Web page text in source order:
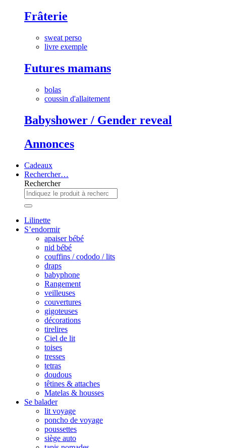
Frâterie
sweat perso
livre exemple
Futures mamans
bolas
coussin d'allaitement
Babyshower / Gender reveal
Annonces
Cadeaux
Rechercher…
Rechercher
Lilinette
S’endormir
apaiser bébé
nid bébé
couffins / cododo / lits
draps
babyphone
Rangement
veilleuses
couvertures
gigoteuses
décorations
tirelires
Ciel de lit
toises
tresses
tetras
doudous
têtines & attaches
Matelas & housses
Se balader
lit voyage
poncho de voyage
poussettes
siège auto